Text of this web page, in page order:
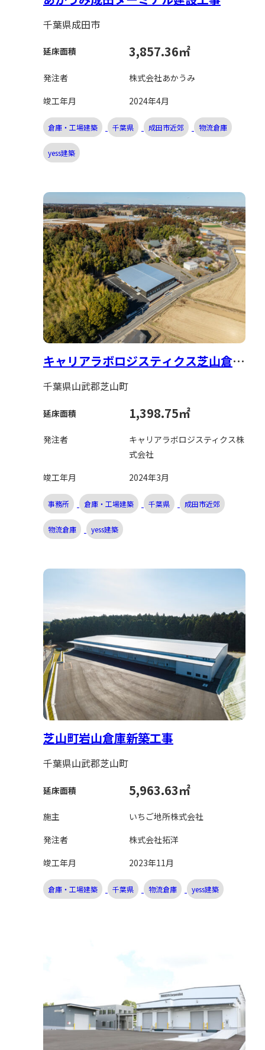
千葉県成田市
延床面積 3,857.36㎡
発注者
株式会社あかうみ
竣工年月
2024年4月
倉庫・工場建築 千葉県 成田市近郊 物流倉庫
yess建築
キャリアラボロジスティクス芝山倉庫
兼事務所 新築工事
千葉県山武郡芝山町
延床面積 1,398.75㎡
発注者
キャリアラボロジスティクス株
式会社
竣工年月
2024年3月
事務所 倉庫・工場建築 千葉県 成田市近郊
物流倉庫 yess建築
芝山町岩山倉庫新築工事
千葉県山武郡芝山町
延床面積 5,963.63㎡
施主
いちご地所株式会社
発注者
株式会社拓洋
竣工年月
2023年11月
倉庫・工場建築 千葉県 物流倉庫 yess建築